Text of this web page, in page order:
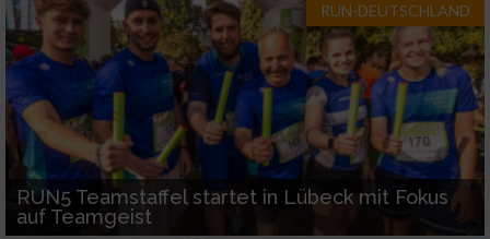
RUN-DEUTSCHLAND
RUN5 Teamstaffel startet in Lübeck mit Fokus
auf Teamgeist